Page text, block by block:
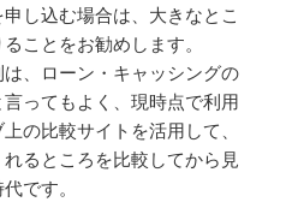
し込む場合は、大きなとこ
ことをお勧めします。
、ローン・キャッシングの
ってもよく、現時点で利用
の比較サイトを活用して、
るところを比較してから見
です。